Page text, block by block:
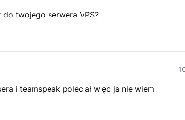
do twojego serwera VPS?
i teamspeak poleciał więc ja nie wiem